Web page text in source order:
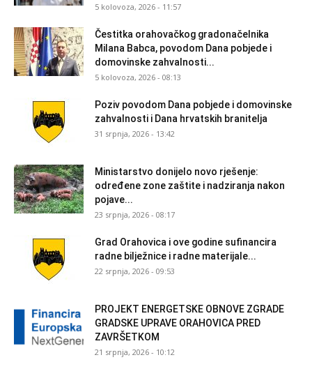
5 kolovoza, 2026 - 11:57
Čestitka orahovačkog gradonačelnika
Milana Babca, povodom Dana pobjede i
domovinske zahvalnosti...
5 kolovoza, 2026 - 08:13
Poziv povodom Dana pobjede i domovinske
zahvalnosti i Dana hrvatskih branitelja
31 srpnja, 2026 - 13:42
Ministarstvo donijelo novo rješenje:
određene zone zaštite i nadziranja nakon
pojave...
23 srpnja, 2026 - 08:17
Grad Orahovica i ove godine sufinancira
radne bilježnice i radne materijale...
22 srpnja, 2026 - 09:53
PROJEKT ENERGETSKE OBNOVE ZGRADE
GRADSKE UPRAVE ORAHOVICA PRED
ZAVRŠETKOM
21 srpnja, 2026 - 10:12